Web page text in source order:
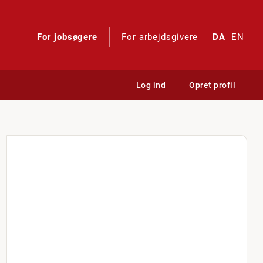
For jobsøgere For arbejdsgivere DA EN
Log ind Opret profil